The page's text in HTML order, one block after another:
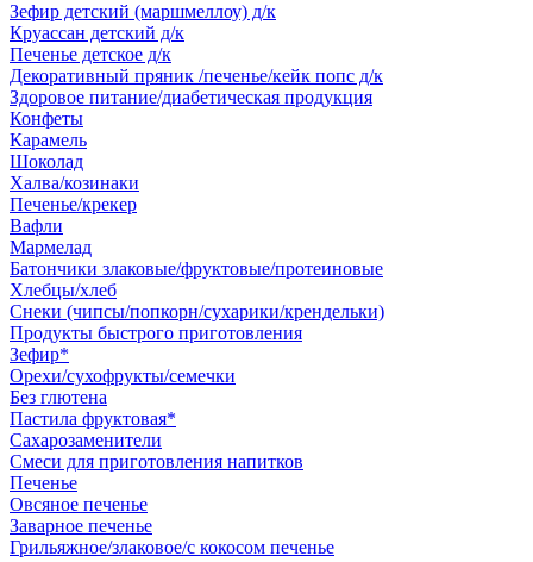
Зефир детский (маршмеллоу) д/к
Круассан детский д/к
Печенье детское д/к
Декоративный пряник /печенье/кейк попс д/к
Здоровое питание/диабетическая продукция
Конфеты
Карамель
Шоколад
Халва/козинаки
Печенье/крекер
Вафли
Мармелад
Батончики злаковые/фруктовые/протеиновые
Хлебцы/хлеб
Снеки (чипсы/попкорн/сухарики/крендельки)
Продукты быстрого приготовления
Зефир*
Орехи/сухофрукты/семечки
Без глютена
Пастила фруктовая*
Сахарозаменители
Смеси для приготовления напитков
Печенье
Овсяное печенье
Заварное печенье
Грильяжное/злаковое/с кокосом печенье